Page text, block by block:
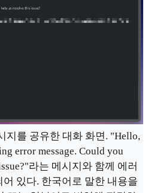
지를 공유한 대화 화면. "Hello,
error message. Could you
라는 메시지와 함께 에러
있다. 한국어로 말한 내용을